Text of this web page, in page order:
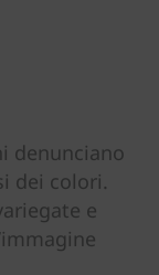
denunciano
dei colori.
e